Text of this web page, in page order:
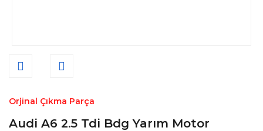
Orjinal Çıkma Parça
Audi A6 2.5 Tdi Bdg Yarım Motor